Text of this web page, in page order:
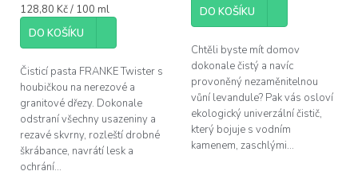
z
hvězdiček.
Měrná
cena:
128,80 Kč / 100 ml
DO KOŠÍKU
Čisticí pasta FRANKE Twister s
houbičkou na nerezové a
granitové dřezy. Dokonale
odstraní všechny usazeniny a
rezavé skvrny, rozleští drobné
škrábance, navrátí lesk a
ochrání...
DO KOŠÍKU
Chtěli byste mít domov
dokonale čistý a navíc
provoněný nezaměnitelnou
vůní levandule? Pak vás osloví
ekologický univerzální čistič,
který bojuje s vodním
kamenem, zaschlými...